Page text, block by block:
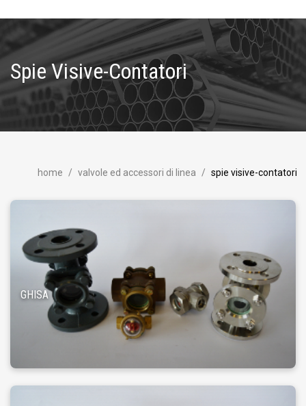
Spie Visive-Contatori
home valvole ed accessori di linea spie visive-contatori
GHISA